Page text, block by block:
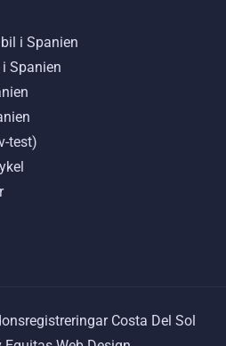
i Spanien
Spanien
test)
Costa Del Sol